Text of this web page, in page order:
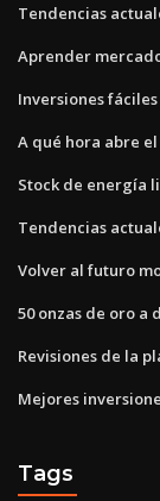
Tendencias
Aprender
Inversiones
A qué hora abre
Stock de energía
Tendencias
Volver al futuro
50 onzas de oro a
Revisiones de la
Mejores
Tags